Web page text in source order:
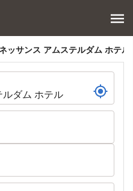
ッサンス アムステルダム ホテル